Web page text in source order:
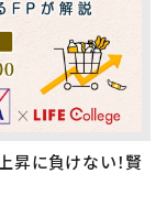
昇に負けない！賢